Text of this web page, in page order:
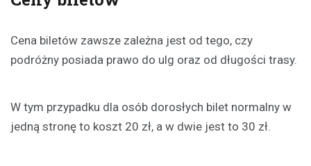
Cena biletów zawsze zależna jest od tego, czy
podróżny posiada prawo do ulg oraz od długości trasy.
W tym przypadku dla osób dorosłych bilet normalny w
jedną stronę to koszt 20 zł, a w dwie jest to 30 zł.